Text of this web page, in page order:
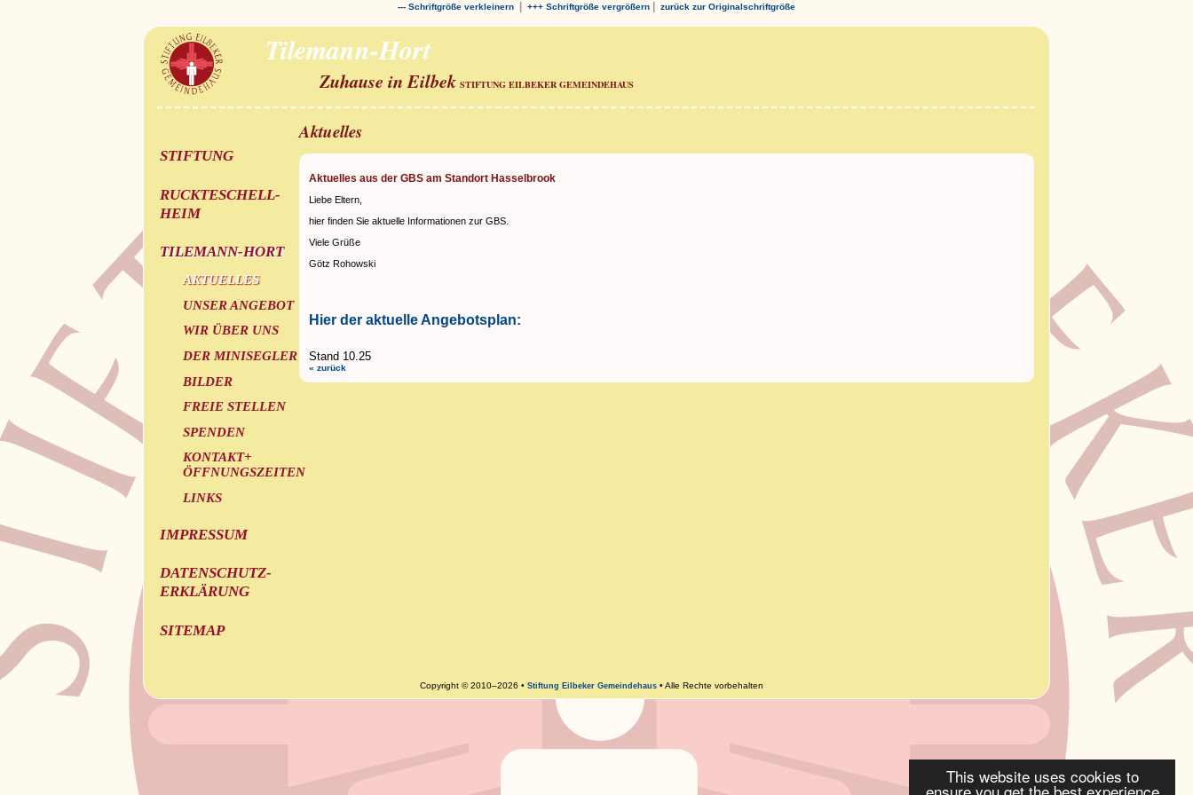
This website uses cookies to
--- Schriftgröße verkleinern | +++ Schriftgröße vergrößern | zurück zur Originalschriftgröße
Tilemann-Hort
Zuhause in Eilbek STIFTUNG EILBEKER GEMEINDEHAUS
STIFTUNG
RUCKTESCHELL-
HEIM
TILEMANN-HORT
AKTUELLES
UNSER ANGEBOT
WIR ÜBER UNS
DER MINISEGLER
BILDER
FREIE STELLEN
SPENDEN
KONTAKT+
ÖFFNUNGSZEITEN
LINKS
IMPRESSUM
DATENSCHUTZ-
ERKLÄRUNG
SITEMAP
Aktuelles
Aktuelles aus der GBS am Standort Hasselbrook
Liebe Eltern,
hier finden Sie aktuelle Informationen zur GBS.
Viele Grüße
Götz Rohowski
Hier der aktuelle Angebotsplan:
Stand 10.25
« zurück
Copyright © 2010–2026 • Stiftung Eilbeker Gemeindehaus• Alle Rechte vorbehalten